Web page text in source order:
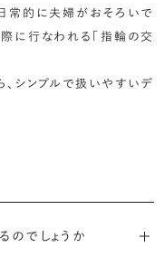
常的に夫婦がおそろいで
に行なわれる「指輪の交
シンプルで扱いやすいデ
のでしょうか